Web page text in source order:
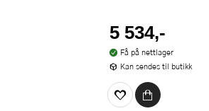
5 534,-
Få på nettlager
Kan sendes til butikk